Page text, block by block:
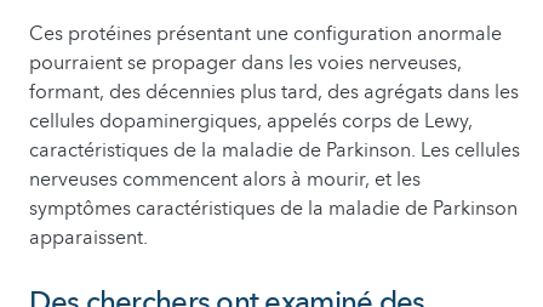
Ces protéines présentant une configuration anormale
pourraient se propager dans les voies nerveuses,
formant, des décennies plus tard, des agrégats dans les
cellules dopaminergiques, appelés corps de Lewy,
caractéristiques de la maladie de Parkinson. Les cellules
nerveuses commencent alors à mourir, et les
symptômes caractéristiques de la maladie de Parkinson
apparaissent.